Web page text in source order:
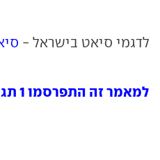
לדגמי סיאט בישראל -
למאמר זה התפרסמו 1 תגובות